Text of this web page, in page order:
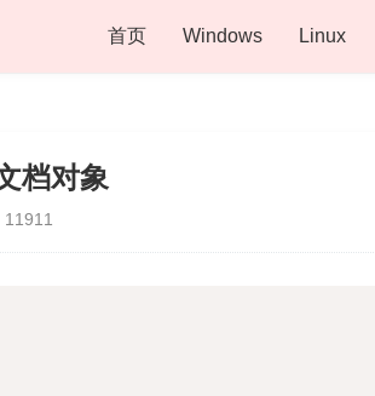
首页 Windows Linux
档对象
11911